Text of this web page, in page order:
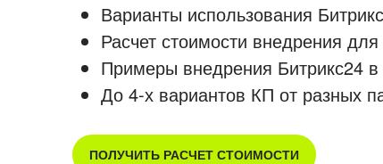
Варианты использования
Расчет стоимости внедрения
Примеры внедрения Битрикс24
До 4-х вариантов КП от разных
ПОЛУЧИТЬ РАСЧЕТ СТОИМОСТИ